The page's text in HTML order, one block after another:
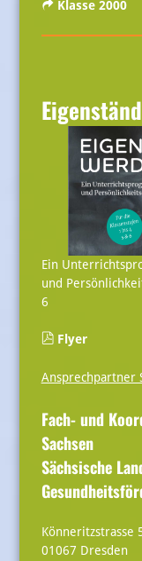
Klasse 2000
Ein
und
6
Flyer
Ansprechpartner
Fach- und
Sachsen
Sächsische
Könneritzstrasse
01067 Dresden